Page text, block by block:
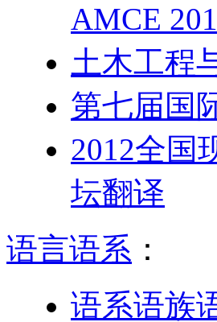
AMCE
土木工程
第七届国
2012全国
坛翻译
语言语系 ：
语系语族